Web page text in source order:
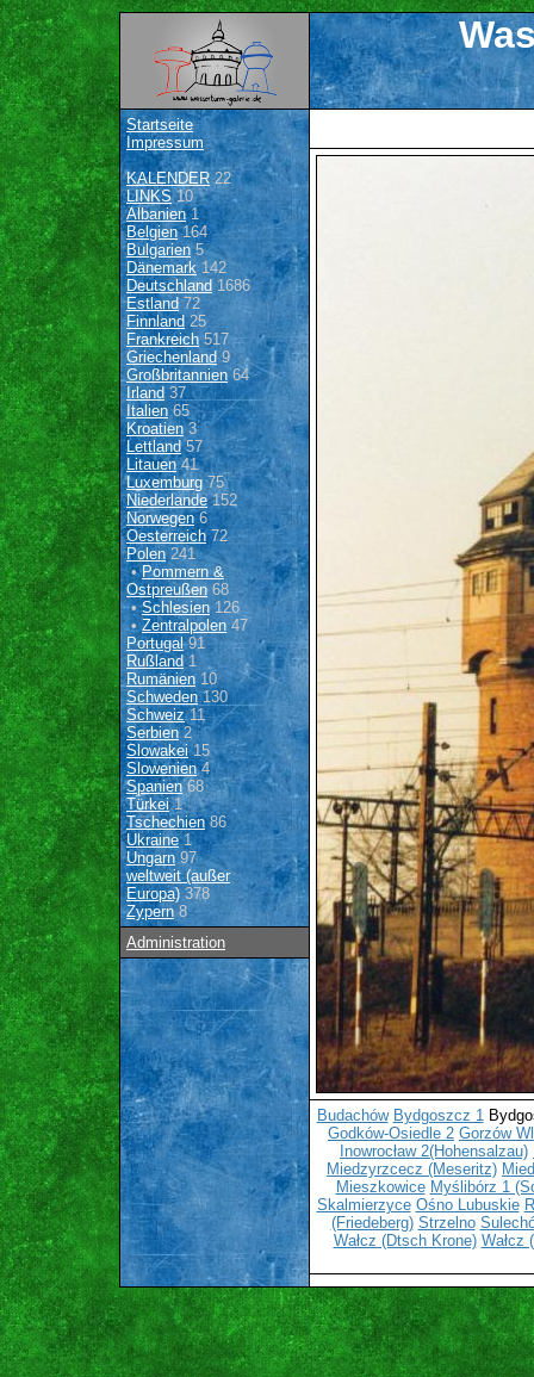
Startseite
Impressum
KALENDER22
LINKS10
Albanien1
Belgien164
Bulgarien 5
Dänemark142
Deutschland 1686
Estland 72
Finnland 25
Frankreich517
Griechenland9
Großbritannien64
Irland 37
Italien65
Kroatien3
Lettland57
Litauen41
Luxemburg 75
Niederlande152
Norwegen6
Oesterreich72
Polen 241
•Pommern &
Ostpreußen 68
•Schlesien 126
• Zentralpolen 47
Portugal91
Rußland1
Rumänien 10
Schweden130
Schweiz11
Serbien2
Slowakei15
Slowenien4
Spanien68
Türkei1
Tschechien86
Ukraine1
Ungarn 97
weltweit (außer
Europa) 378
Zypern 8
Administration
Budachów Bydgoszcz 1
Godków-Osiedle 2 Gorzów
Inowrocław 2(Hohensalzau)
Miedzyrzcecz (Meseritz)
Mieszkowice Myślibórz 1
Skalmierzyce Ośno Lubuskie
(Friedeberg) Strzelno
Wałcz (Dtsch Krone) Wałcz